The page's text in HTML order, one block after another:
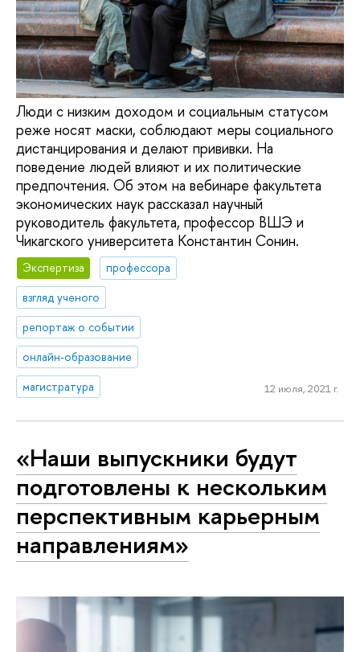
Люди с низким доходом и социальным статусом
реже носят маски, соблюдают меры социального
дистанцирования и делают прививки. На
поведение людей влияют и их политические
предпочтения. Об этом на вебинаре факультета
экономических наук рассказал научный
руководитель факультета, профессор ВШЭ и
Чикагского университета Константин Сонин.
Экспертиза
профессора
взгляд ученого
репортаж о событии
онлайн-образование
магистратура
12 июля, 2021 г.
«Наши выпускники будут
подготовлены к нескольким
перспективным карьерным
направлениям»